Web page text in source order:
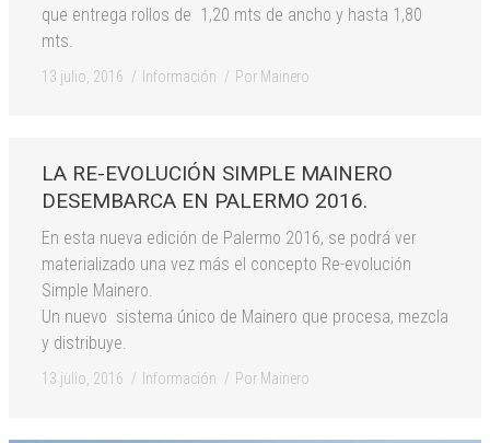
que entrega rollos de 1,20 mts de ancho y hasta 1,80
mts.
13 julio, 2016 Información Por Mainero
LA RE-EVOLUCIÓN SIMPLE MAINERO
DESEMBARCA EN PALERMO 2016.
En esta nueva edición de Palermo 2016, se podrá ver
materializado una vez más el concepto Re-evolución
Simple Mainero.
Un nuevo sistema único de Mainero que procesa, mezcla
y distribuye.
13 julio, 2016 Información Por Mainero